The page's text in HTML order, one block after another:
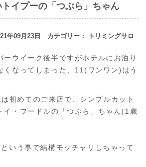
イプーの「つぶら」ちゃん
年09月23日 カテゴリー： トリミングサロ
ーウイーク後半ですがホテルにお泊り
くなってしまった、11(ワンワン)はう
初めてのご来店で、シンプルカット
イ・プードルの「つぶら」ちゃん(1歳
いう事で結構モッチャリしちゃって